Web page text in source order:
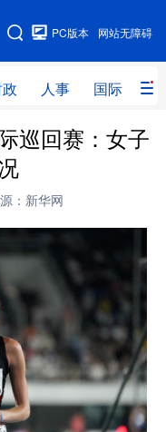
网站无障碍
PC版本
人事 国际 财
政 人事
评
连线
子 体育
康 军事
图片 政务
融 汽车
息化 数字经济
巡回赛：女子
：新华网